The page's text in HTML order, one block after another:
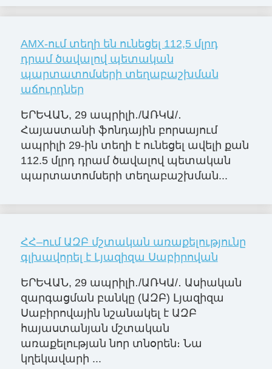
AMX-ում տեղի են ունեցել 112,5 մլրդ
դրամ ծավալով պետական
պարտատոմսերի տեղաբաշխման
աճուրդներ
ԵՐԵՎԱՆ, 29 ապրիլի․/ԱՌԿԱ/․
Հայաստանի ֆոնդային բորսայում
ապրիլի 29-ին տեղի է ունեցել ավելի քան
112.5 մլրդ դրամ ծավալով պետական
պարտատոմսերի տեղաբաշխման...
ՀՀ–ում ԱԶԲ մշտական առաքելությունը
գլխավորել է Լյազիզա Սաբիրովան
ԵՐԵՎԱՆ, 29 ապրիլի․/ԱՌԿԱ/․ Ասիական
զարգացման բանկը (ԱԶԲ) Լյազիզա
Սաբիրովային նշանակել է ԱԶԲ
հայաստանյան մշտական
առաքելության նոր տնօրեն։ Նա
կղեկավարի ...